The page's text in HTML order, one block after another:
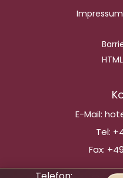
E-Mail:
Tel:
Fax: